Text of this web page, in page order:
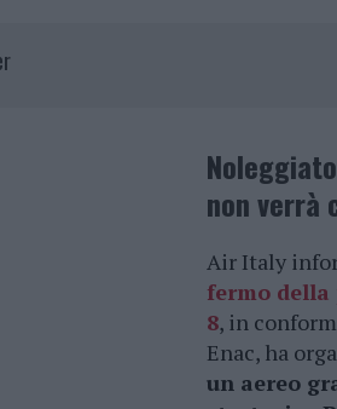
non verrà
Air Italy
fermo
8, in
Enac, ha
un aereo